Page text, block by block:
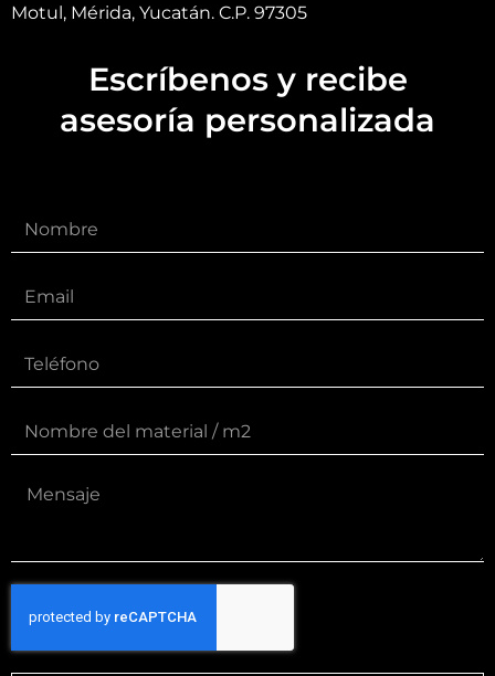
Motul, Mérida, Yucatán. C.P. 97305
Escríbenos y recibe
asesoría personalizada